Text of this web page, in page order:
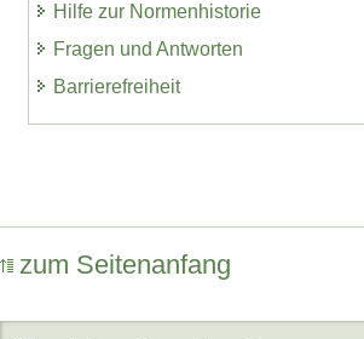
Hilfe zur Normenhistorie
Fragen und Antworten
Barrierefreiheit
zum Seitenanfang